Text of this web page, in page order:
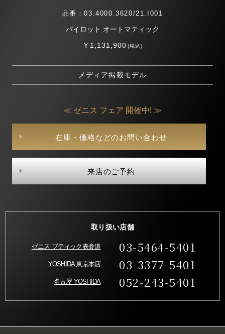
品番：03.4000.3620/21.I001
パイロット オートマティック
￥1,131,900(税込)
メディア掲載モデル
≪ ゼニス フェア 開催中! ≫
在庫・価格などのお問い合わせ
来店のご予約
取り扱い店舗
ゼニス ブティック表参道 03-5464-5401
YOSHIDA 東京本店 03-3377-5401
名古屋 YOSHIDA 052-243-5401